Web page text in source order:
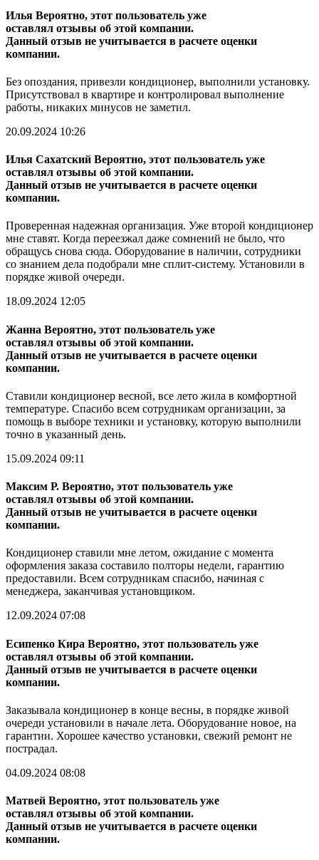
Илья Вероятно, этот пользователь уже
оставлял отзывы об этой компании.
Данный отзыв не учитывается в расчете оценки
компании.
Без опоздания, привезли кондиционер, выполнили установку.
Присутствовал в квартире и контролировал выполнение
работы, никаких минусов не заметил.
20.09.2024 10:26
Илья Сахатский Вероятно, этот пользователь уже
оставлял отзывы об этой компании.
Данный отзыв не учитывается в расчете оценки
компании.
Проверенная надежная организация. Уже второй кондиционер
мне ставят. Когда переезжал даже сомнений не было, что
обращусь снова сюда. Оборудование в наличии, сотрудники
со знанием дела подобрали мне сплит-систему. Установили в
порядке живой очереди.
18.09.2024 12:05
Жанна Вероятно, этот пользователь уже
оставлял отзывы об этой компании.
Данный отзыв не учитывается в расчете оценки
компании.
Ставили кондиционер весной, все лето жила в комфортной
температуре. Спасибо всем сотрудникам организации, за
помощь в выборе техники и установку, которую выполнили
точно в указанный день.
15.09.2024 09:11
Максим Р. Вероятно, этот пользователь уже
оставлял отзывы об этой компании.
Данный отзыв не учитывается в расчете оценки
компании.
Кондиционер ставили мне летом, ожидание с момента
оформления заказа составило полторы недели, гарантию
предоставили. Всем сотрудникам спасибо, начиная с
менеджера, заканчивая установщиком.
12.09.2024 07:08
Есипенко Кира Вероятно, этот пользователь уже
оставлял отзывы об этой компании.
Данный отзыв не учитывается в расчете оценки
компании.
Заказывала кондиционер в конце весны, в порядке живой
очереди установили в начале лета. Оборудование новое, на
гарантии. Хорошее качество установки, свежий ремонт не
пострадал.
04.09.2024 08:08
Матвей Вероятно, этот пользователь уже
оставлял отзывы об этой компании.
Данный отзыв не учитывается в расчете оценки
компании.